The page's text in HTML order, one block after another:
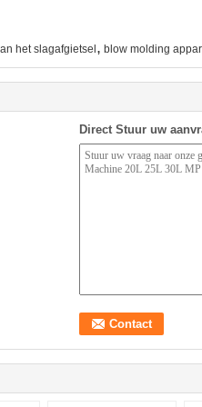
het slagafgietsel , blow molding
Direct Stuur uw